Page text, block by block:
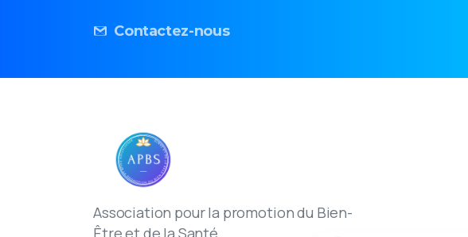
Contactez-nous
Association pour la promotion du Bien-
Être et de la Santé.